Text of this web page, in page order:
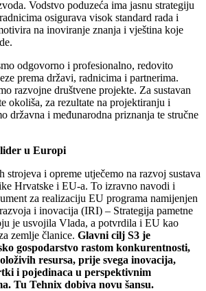
Vodstvo poduzeća ima jasnu strategiju
osigurava visok standard rada i
na inoviranje znanja i vještina koje
odgovorno i profesionalno, redovito
prema državi, radnicima i partnerima.
razvojne društvene projekte. Za sustavan
okoliša, za rezultate na projektiranju i
državna i međunarodna priznanja te stručne
u Europi
strojeva i opreme utječemo na razvoj sustava
Hrvatske i EU-a. To izravno navodi i
za realizaciju EU programa namijenjen
i inovacija (IRI) – Strategija pametne
je usvojila Vlada, a potvrdila i EU kao
zemlje članice. Glavni cilj S3 je
gospodarstvo rastom konkurentnosti,
resursa, prije svega inovacija,
i pojedinaca u perspektivnim
Tu Tehnix dobiva novu šansu.